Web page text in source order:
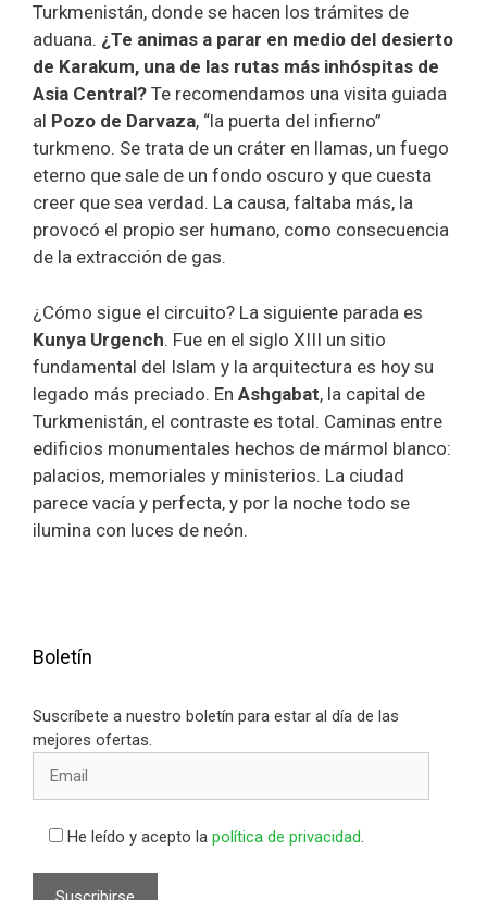
Turkmenistán, donde se hacen los trámites de
aduana. ¿Te animas a parar en medio del desierto
de Karakum, una de las rutas más inhóspitas de
Asia Central? Te recomendamos una visita guiada
al Pozo de Darvaza, “la puerta del infierno”
turkmeno. Se trata de un cráter en llamas, un fuego
eterno que sale de un fondo oscuro y que cuesta
creer que sea verdad. La causa, faltaba más, la
provocó el propio ser humano, como consecuencia
de la extracción de gas.
¿Cómo sigue el circuito? La siguiente parada es
Kunya Urgench. Fue en el siglo XIII un sitio
fundamental del Islam y la arquitectura es hoy su
legado más preciado. En Ashgabat, la capital de
Turkmenistán, el contraste es total. Caminas entre
edificios monumentales hechos de mármol blanco:
palacios, memoriales y ministerios. La ciudad
parece vacía y perfecta, y por la noche todo se
ilumina con luces de neón.
Boletín
Suscríbete a nuestro boletín para estar al día de las
mejores ofertas.
He leído y acepto la política de privacidad